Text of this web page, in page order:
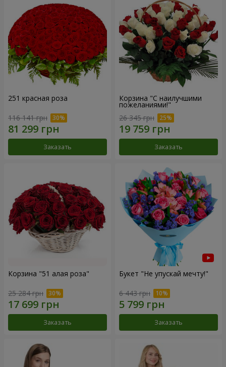
251 красная роза
116 141 грн
Заказать
Корзина "С наилучшими
пожеланиями!"
26 345 грн
Заказать
Корзина "51 алая роза"
25 284 грн
Заказать
Букет "Не упускай мечту!"
6 443 грн
Заказать